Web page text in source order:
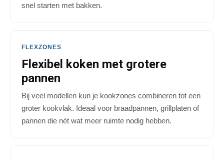
snel starten met bakken.
FLEXZONES
Flexibel koken met grotere
pannen
Bij veel modellen kun je kookzones combineren tot een
groter kookvlak. Ideaal voor braadpannen, grillplaten of
pannen die nét wat meer ruimte nodig hebben.